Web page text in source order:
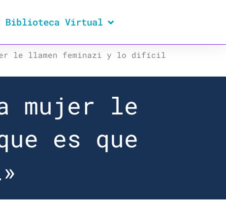
Biblioteca Virtual
le llamen feminazi y lo difícil
mujer le
es que